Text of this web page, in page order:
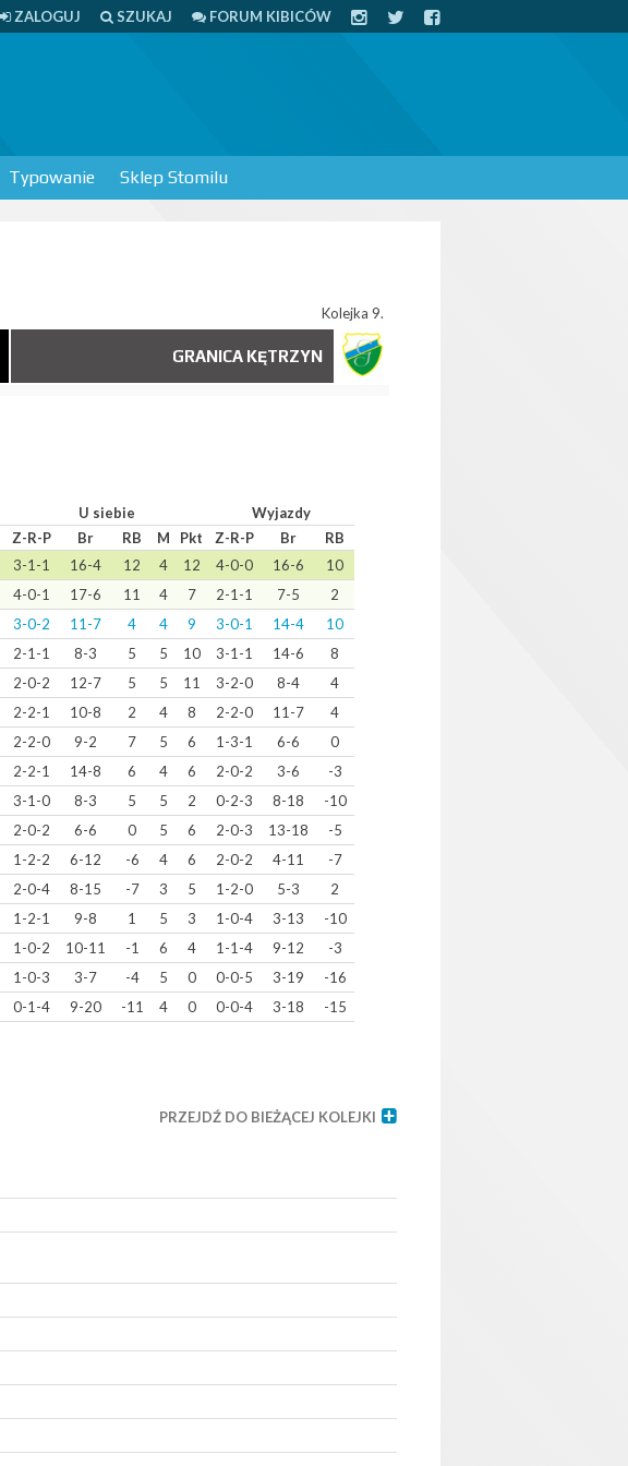
ZALOGUJ SZUKAJ FORUM KIBICÓW
Typowanie Sklep Stomilu
Kolejka 9.
GRANICA KĘTRZYN
U siebie
Wyjazdy
Z-R-P Br RB M Pkt Z-R-P Br
RB
3-1-1 16-4 12 4 12 4-0-0 16-6
10
4-0-1 17-6 11 4 7 2-1-1 7-5
2
3-0-2 11-7 4 4 9 3-0-1 14-4
10
2-1-1 8-3 5 5 10 3-1-1 14-6
8
2-0-2 12-7 5 5 11 3-2-0 8-4
4
2-2-1 10-8 2 4 8 2-2-0 11-7
4
2-2-0 9-2 7 5 6 1-3-1 6-6
0
2-2-1 14-8 6 4 6 2-0-2 3-6
-3
3-1-0 8-3 5 5 2 0-2-3 8-18
-10
2-0-2 6-6 0 5 6 2-0-3 13-18
-5
1-2-2 6-12 -6 4 6 2-0-2 4-11
-7
2-0-4 8-15 -7 3 5 1-2-0 5-3
2
1-2-1 9-8 1 5 3 1-0-4 3-13
-10
1-0-2 10-11 -1 6 4 1-1-4 9-12
-3
1-0-3 3-7 -4 5 0 0-0-5 3-19
-16
0-1-4 9-20 -11 4 0 0-0-4 3-18 -15
PRZEJDŹ DO BIEŻĄCEJ KOLEJKI